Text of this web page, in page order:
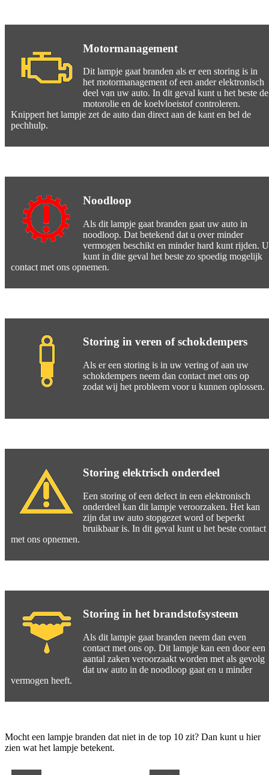
Motormanagement
Dit lampje gaat branden als er een storing is in
het motormanagement of een ander elektronisch
deel van uw auto. In dit geval kunt u het beste de
motorolie en de koelvloeistof controleren.
Knippert het lampje zet de auto dan direct aan de kant en bel de
pechhulp.
Noodloop
Als dit lampje gaat branden gaat uw auto in
noodloop. Dat betekend dat u over minder
vermogen beschikt en minder hard kunt rijden. U
kunt in dite geval het beste zo spoedig mogelijk
contact met ons opnemen.
Storing in veren of schokdempers
Als er een storing is in uw vering of aan uw
schokdempers neem dan contact met ons op
zodat wij het probleem voor u kunnen oplossen.
Storing elektrisch onderdeel
Een storing of een defect in een elektronisch
onderdeel kan dit lampje veroorzaken. Het kan
zijn dat uw auto stopgezet word of beperkt
bruikbaar is. In dit geval kunt u het beste contact
met ons opnemen.
Storing in het brandstofsysteem
Als dit lampje gaat branden neem dan even
contact met ons op. Dit lampje kan een door een
aantal zaken veroorzaakt worden met als gevolg
dat uw auto in de noodloop gaat en u minder
vermogen heeft.
Mocht een lampje branden dat niet in de top 10 zit? Dan kunt u hier
zien wat het lampje betekent.